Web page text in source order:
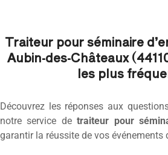
Découvrez les réponses aux
notre service detraiteur pour
garantir la réussite de vos événements
Traiteur pour séminaire
Aubin-des-Châteaux
les plus